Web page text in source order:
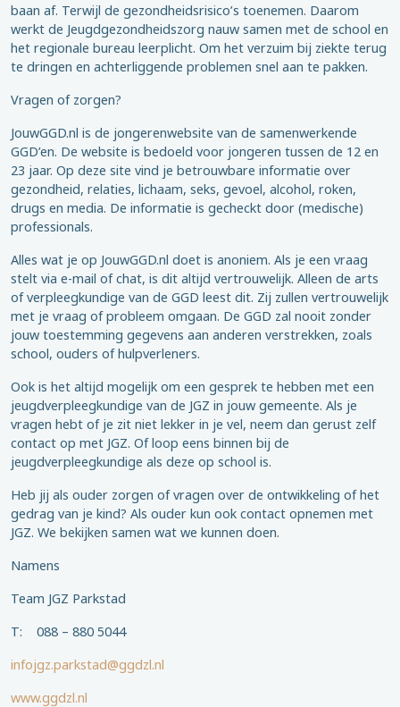
baan af. Terwijl de gezondheidsrisico’s toenemen. Daarom
werkt de Jeugdgezondheidszorg nauw samen met de school en
het regionale bureau leerplicht. Om het verzuim bij ziekte terug
te dringen en achterliggende problemen snel aan te pakken.
Vragen of zorgen?
JouwGGD.nl is de jongerenwebsite van de samenwerkende
GGD’en. De website is bedoeld voor jongeren tussen de 12 en
23 jaar. Op deze site vind je betrouwbare informatie over
gezondheid, relaties, lichaam, seks, gevoel, alcohol, roken,
drugs en media. De informatie is gecheckt door (medische)
professionals.
Alles wat je op JouwGGD.nl doet is anoniem. Als je een vraag
stelt via e-mail of chat, is dit altijd vertrouwelijk. Alleen de arts
of verpleegkundige van de GGD leest dit. Zij zullen vertrouwelijk
met je vraag of probleem omgaan. De GGD zal nooit zonder
jouw toestemming gegevens aan anderen verstrekken, zoals
school, ouders of hulpverleners.
Ook is het altijd mogelijk om een gesprek te hebben met een
jeugdverpleegkundige van de JGZ in jouw gemeente. Als je
vragen hebt of je zit niet lekker in je vel, neem dan gerust zelf
contact op met JGZ. Of loop eens binnen bij de
jeugdverpleegkundige als deze op school is.
Heb jij als ouder zorgen of vragen over de ontwikkeling of het
gedrag van je kind? Als ouder kun ook contact opnemen met
JGZ. We bekijken samen wat we kunnen doen.
Namens
Team JGZ Parkstad
T: 088 – 880 5044
infojgz.parkstad@ggdzl.nl
www.ggdzl.nl